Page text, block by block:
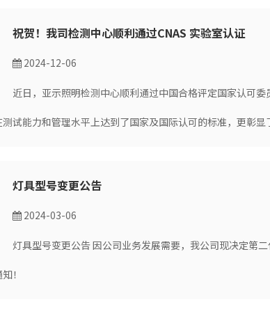
祝贺！我司检测中心顺利通过CNAS 实验室认证
2024-12-06
近日，亚示照明检测中心顺利通过中国合格评定国家认可
试能力和管理水平上达到了国家及国际认可的标准，更彰显
灯具型号变更公告
2024-03-06
灯具型号变更公告 因公司业务发展需要，我公司现决定第
！